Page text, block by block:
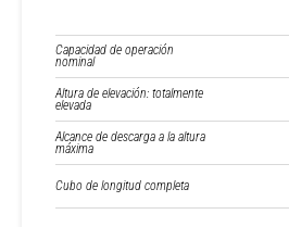
Capacidad de operación
nominal
Altura de elevación: totalmente
elevada
Alcance de descarga a la altura
máxima
Cubo de longitud completa